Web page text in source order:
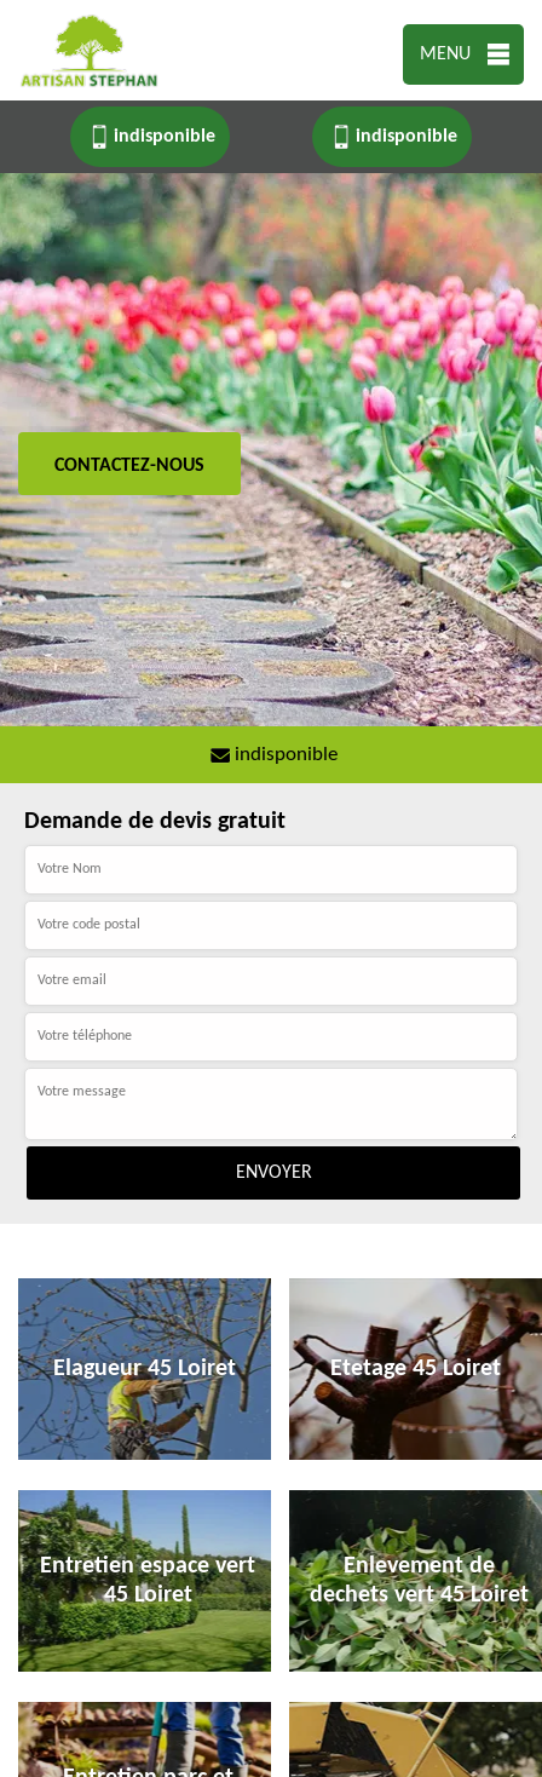
MENU
indisponible indisponible
CONTACTEZ-NOUS
indisponible
Demande de devis gratuit
Elagueur 45 Loiret Etetage 45 Loiret
Entretien espace vert
45 Loiret
Enlevement de
dechets vert 45 Loiret